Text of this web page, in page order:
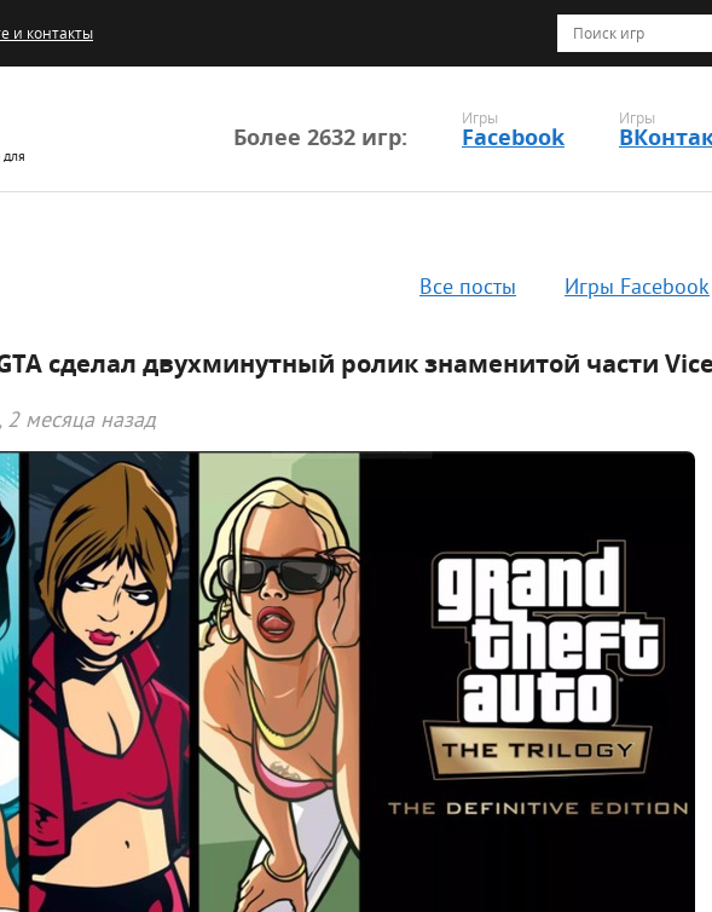
и контакты
Более 2632 игр:
Игры
Facebook
Игры
для
Все посты Игры Facebook
сделал двухминутный ролик знаменитой части
2 месяца назад